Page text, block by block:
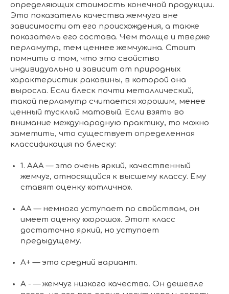
определяющих стоимость конечной продукции.
Это показатель качества жемчуга вне
зависимости от его происхождения, а также
показатель его состава. Чем толще и тверже
перламутр, тем ценнее жемчужина. Стоит
помнить о том, что это свойство
индивидуально и зависит от природных
характеристик раковины, в которой она
выросла. Если блеск почти металлический,
такой перламутр считается хорошим, менее
ценный тусклый матовый. Если взять во
внимание международную практику, то можно
заметить, что существует определенная
классификация по блеску:
1. ААА — это очень яркий, качественный
жемчуг, относящийся к высшему классу. Ему
ставят оценку «отлично».
АА — немного уступает по свойствам, он
имеет оценку «хорошо». Этот класс
достаточно яркий, но уступает
предыдущему.
А+ — это средний вариант.
А - — жемчуг низкого качества. Он дешевле